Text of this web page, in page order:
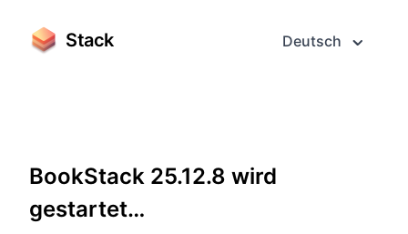
Stack Deutsch
BookStack 25.12.8 wird
gestartet…